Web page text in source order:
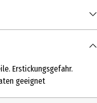
Erstickungsgefahr.
geeignet